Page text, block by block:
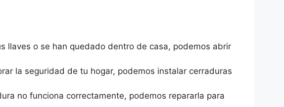
llaves o se han quedado dentro de casa, podemos abrir
la seguridad de tu hogar, podemos instalar cerraduras
no funciona correctamente, podemos repararla para